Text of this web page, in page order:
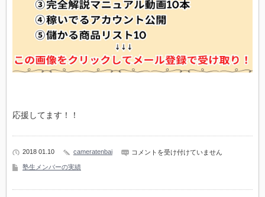
応援してます！！
2018 01.10 cameratenbai
【水
コメントを受け付けていません
塾生メンバーの実績